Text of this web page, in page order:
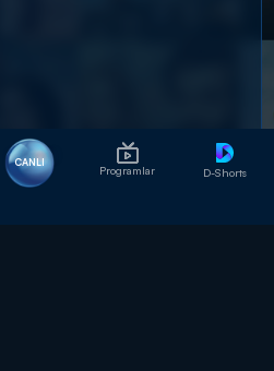
CANLI
Programlar D-Shorts